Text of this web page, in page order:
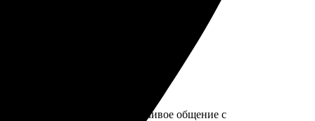
быстрая доставка. Вежливое общение с